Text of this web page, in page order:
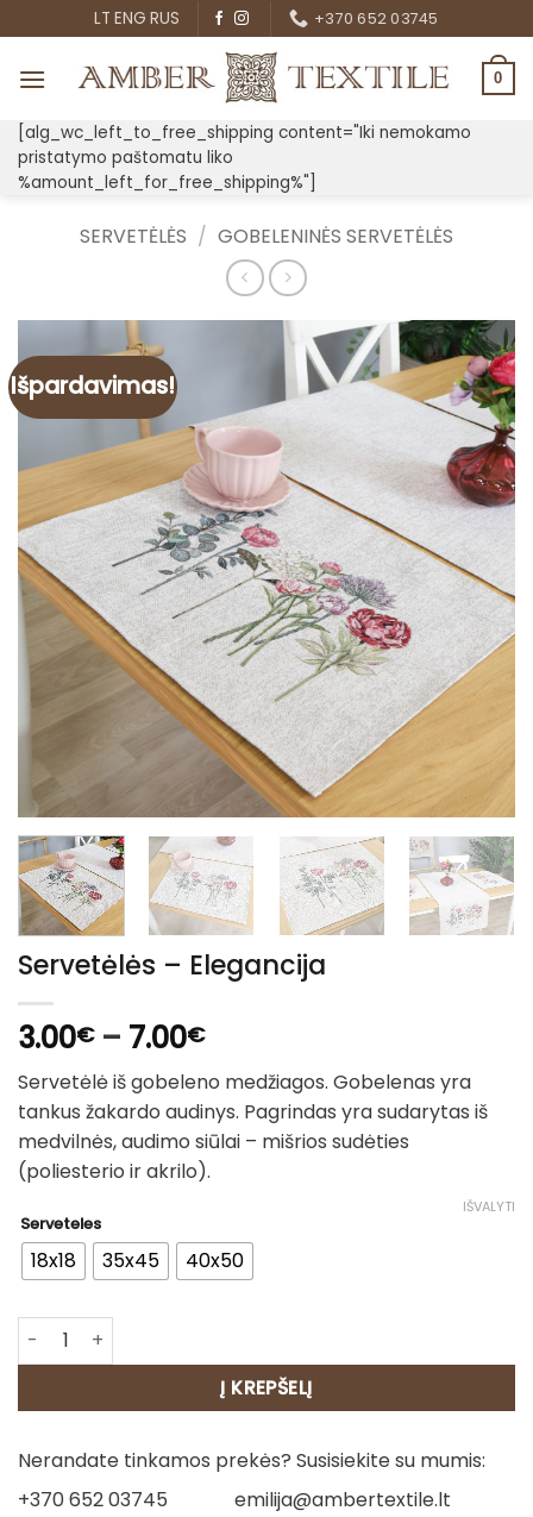
to
content
LT ENG RUS +370 652 03745
0
[alg_wc_left_to_free_shipping content="Iki nemokamo
pristatymo paštomatu liko
%amount_left_for_free_shipping%"]
SERVETĖLĖS / GOBELENINĖS SERVETĖLĖS
Išpardavimas!
Servetėlės – Elegancija
3.00€ – 7.00€Price
range:
3.00€
through
7.00€
Servetėlė iš gobeleno medžiagos. Gobelenas yra
tankus žakardo audinys. Pagrindas yra sudarytas iš
medvilnės, audimo siūlai – mišrios sudėties
(poliesterio ir akrilo).
Serveteles
18x18 35x45 40x50
IŠVALYTI
produkto kiekis: Servetėlės - Elegancija
Į KREPŠELĮ
Nerandate tinkamos prekės? Susisiekite su mumis:
+370 652 03745
emilija@ambertextile.lt